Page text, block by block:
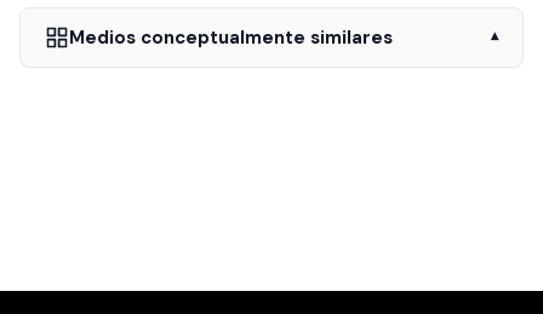
Medios conceptualmente similares ▾